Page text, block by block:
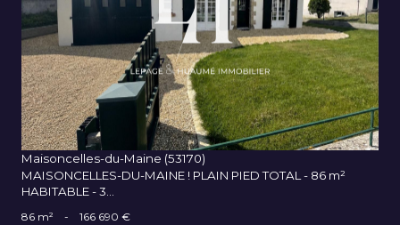
VOIR LE BIEN
Maisoncelles-du-Maine (53170)
MAISONCELLES-DU-MAINE ! PLAIN PIED TOTAL - 86 m²
HABITABLE - 3...
86 m² - 166 690 €